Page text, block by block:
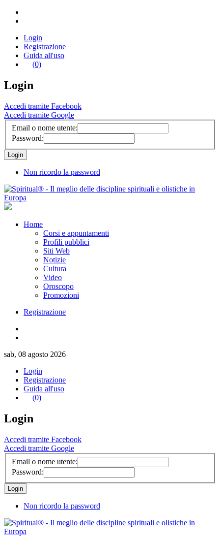
Login
Registrazione
Guida all'uso
(0)
Login
Accedi tramite Facebook
Accedi tramite Google
Email o nome utente:
Password:
Non ricordo la password
Home
Corsi e appuntamenti
Profili pubblici
Siti Web
Notizie
Cultura
Video
Oroscopo
Promozioni
Registrazione
sab, 08 agosto 2026
Login
Registrazione
Guida all'uso
(0)
Login
Accedi tramite Facebook
Accedi tramite Google
Email o nome utente:
Password:
Non ricordo la password